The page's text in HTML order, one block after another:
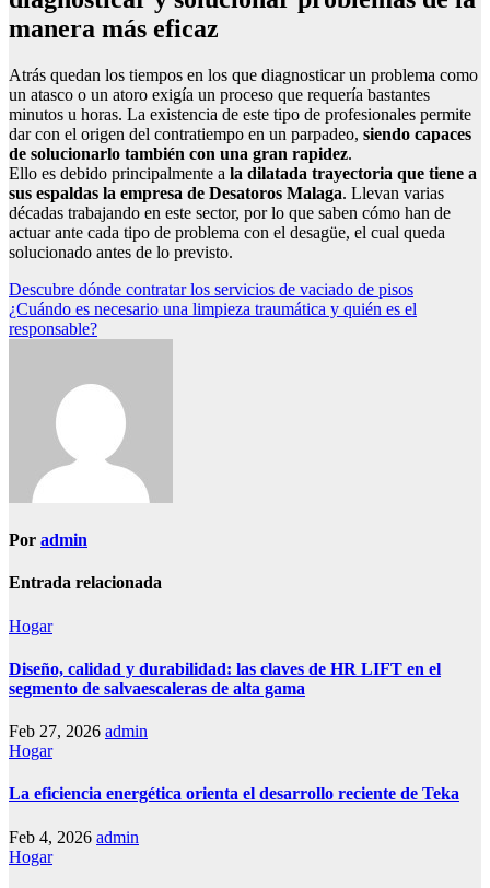
manera más eficaz
Atrás quedan los tiempos en los que diagnosticar un problema como
un atasco o un atoro exigía un proceso que requería bastantes
minutos u horas. La existencia de este tipo de profesionales permite
dar con el origen del contratiempo en un parpadeo, siendo capaces
de solucionarlo también con una gran rapidez.
Ello es debido principalmente a la dilatada trayectoria que tiene a
sus espaldas la empresa de Desatoros Malaga. Llevan varias
décadas trabajando en este sector, por lo que saben cómo han de
actuar ante cada tipo de problema con el desagüe, el cual queda
solucionado antes de lo previsto.
Navegación
de
Descubre dónde contratar los servicios de vaciado de pisos
¿Cuándo es necesario una limpieza traumática y quién es el
responsable?
Por admin
Entrada relacionada
Hogar
Diseño, calidad y durabilidad: las claves de HR LIFT en el
segmento de salvaescaleras de alta gama
Feb 27, 2026 admin
Hogar
La eficiencia energética orienta el desarrollo reciente de Teka
Feb 4, 2026 admin
Hogar